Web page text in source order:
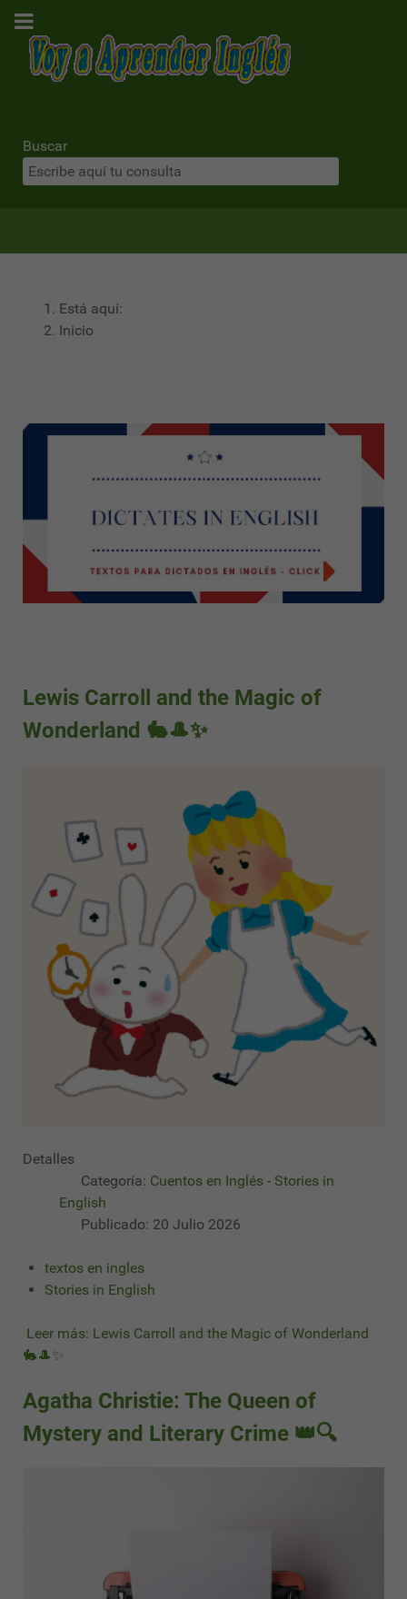
Buscar
Está aquí:
Inicio
Lewis Carroll and the Magic of
Wonderland 🐇🎩✨
Detalles
Categoría: Cuentos en Inglés - Stories in
English
Publicado: 20 Julio 2026
textos en ingles
Stories in English
Leer más: Lewis Carroll and the Magic of Wonderland
🐇🎩✨
Agatha Christie: The Queen of
Mystery and Literary Crime 👑🔍